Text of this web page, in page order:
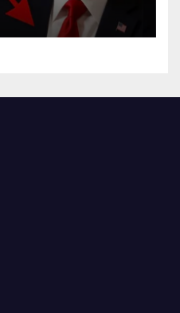
DE VIDA
Y LA